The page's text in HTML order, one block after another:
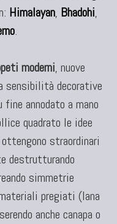
Himalayan, Bhadohi,
.
moderni, nuove
sensibilità decorative
annodato a mano
quadrato le idee
ottengono straordinari
destrutturando
simmetrie
pregiati (lana
anche canapa o